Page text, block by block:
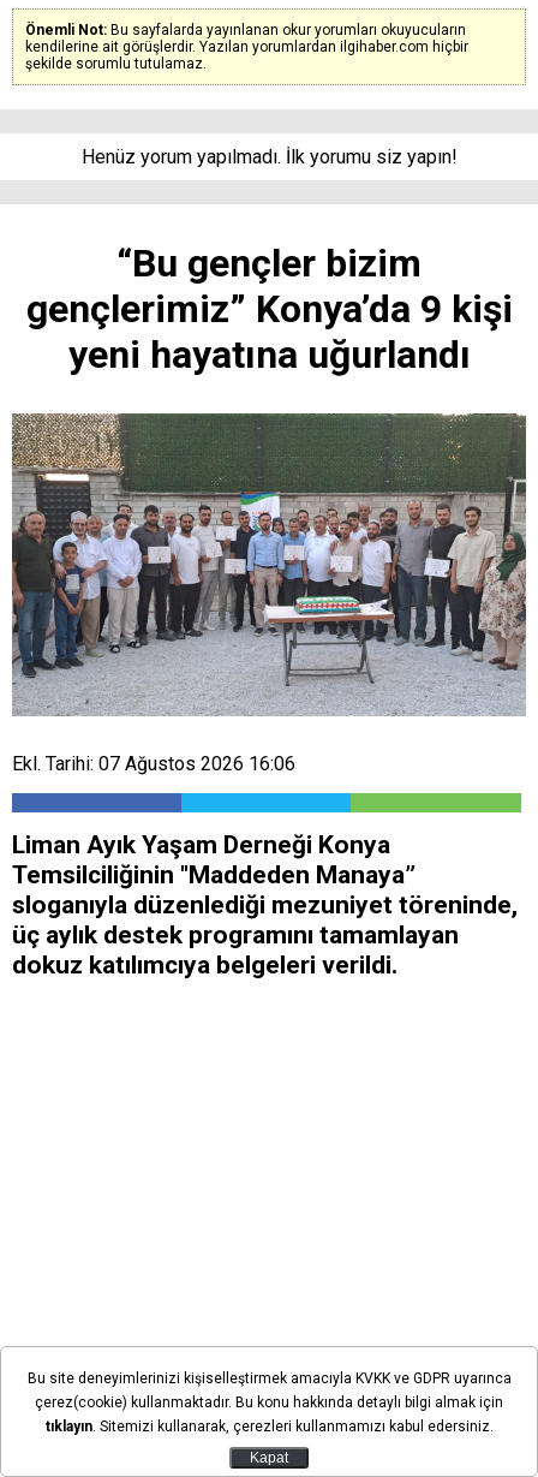
Önemli Not: Bu sayfalarda yayınlanan okur yorumları okuyucuların
kendilerine ait görüşlerdir. Yazılan yorumlardan ilgihaber.com hiçbir
şekilde sorumlu tutulamaz.
Henüz yorum yapılmadı. İlk yorumu siz yapın!
“Bu gençler bizim
gençlerimiz” Konya’da 9 kişi
yeni hayatına uğurlandı
Ekl. Tarihi: 07 Ağustos 2026 16:06
Liman Ayık Yaşam Derneği Konya
Temsilciliğinin "Maddeden Manaya”
sloganıyla düzenlediği mezuniyet töreninde,
üç aylık destek programını tamamlayan
dokuz katılımcıya belgeleri verildi.
Bu site deneyimlerinizi kişiselleştirmek amacıyla KVKK ve GDPR uyarınca
çerez(cookie) kullanmaktadır. Bu konu hakkında detaylı bilgi almak için
tıklayın. Sitemizi kullanarak, çerezleri kullanmamızı kabul edersiniz.
Kapat